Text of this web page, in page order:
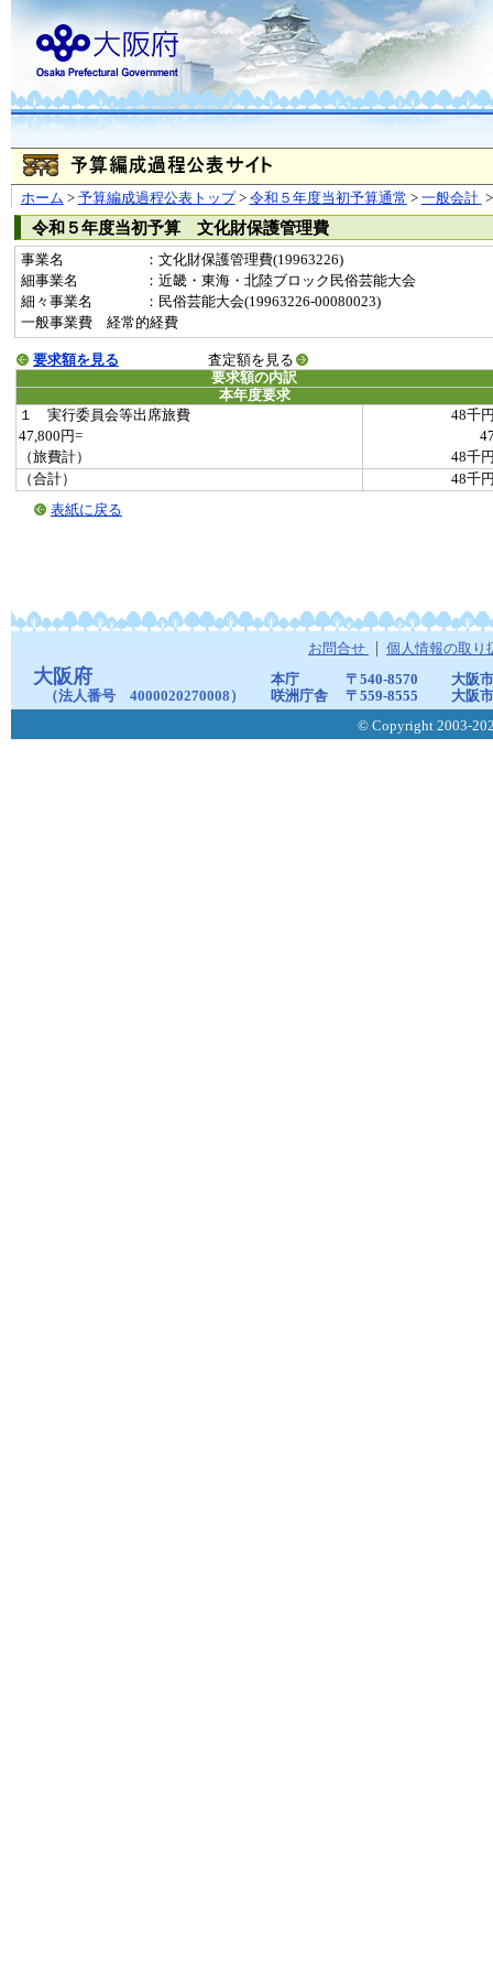
ホーム > 予算編成過程公表トップ> 令和５年度当初予算通常 > 一般会計
令和５年度当初予算 文化財保護管理費
事業名
：文化財保護管理費(19963226)
細事業名
：近畿・東海・北陸ブロック民俗芸能大会
細々事業名
：民俗芸能大会(19963226-00080023)
一般事業費 経常的経費
要求額を見る
査定額を見る
要求額の内訳
本年度要求
１ 実行委員会等出席旅費
48千
47,800円=
（旅費計）
48千
（合計）
48千
表紙に戻る
お問合せ 個人情報の取り
大阪府
（法人番号 4000020270008）
本庁 〒540-8570
大阪
咲洲庁舎
〒559-8555
大阪
© Copyright 2003-